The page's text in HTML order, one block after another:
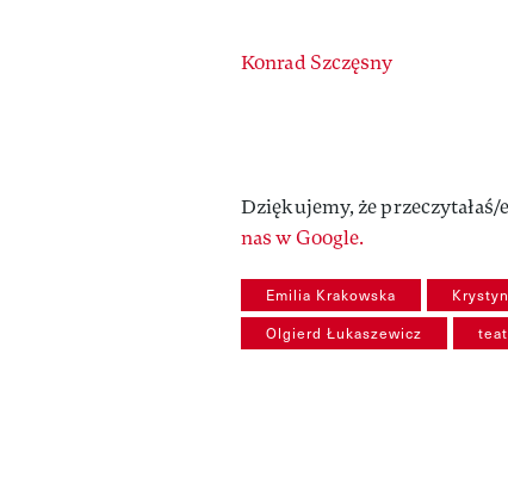
Authors
Konrad Szczęsny
Dziękujemy, że przeczytałaś/
nas w Google.
Emilia Krakowska
Olgierd Łukaszewicz